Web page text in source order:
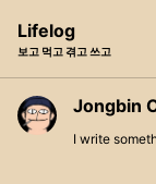
navigation
Lifelog
보고 먹고 겪고 쓰고
Jongbin
I write